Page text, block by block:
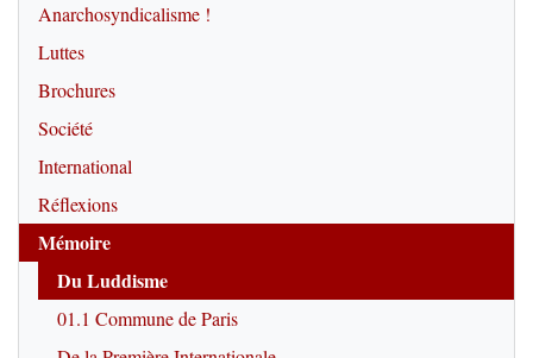
Anarchosyndicalisme !
Luttes
Brochures
Société
International
Réflexions
Mémoire
Du Luddisme
01.1 Commune de Paris